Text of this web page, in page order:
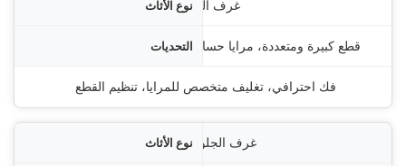
المستخدمة
غرف النوم
قطع كبيرة ومتعددة، مرايا حساسة
فك احترافي، تغليف متخصص للمرايا، تنظيم القطع
غرف الجلوس